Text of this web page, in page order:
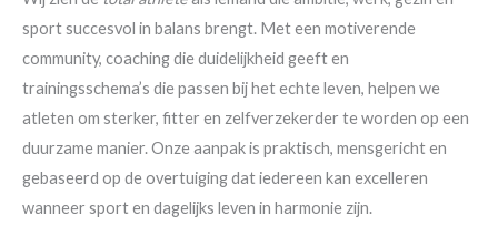
sport succesvol in balans brengt. Met een motiverende
community, coaching die duidelijkheid geeft en
trainingsschema’s die passen bij het echte leven, helpen we
atleten om sterker, fitter en zelfverzekerder te worden op een
duurzame manier. Onze aanpak is praktisch, mensgericht en
gebaseerd op de overtuiging dat iedereen kan excelleren
wanneer sport en dagelijks leven in harmonie zijn.